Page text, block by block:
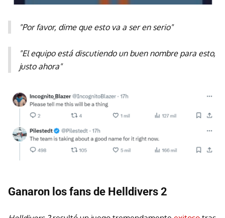
"Por favor, dime que esto va a ser en serio"
"El equipo está discutiendo un buen nombre para esto,
justo ahora"
Ganaron los fans de Helldivers 2